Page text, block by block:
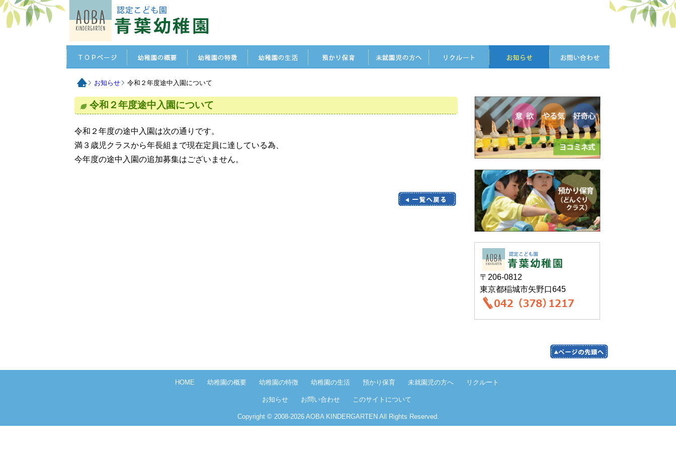
お知らせ 令和２年度途中入園について
令和２年度途中入園について
令和２年度の途中入園は次の通りです。
満３歳児クラスから年長組まで現在定員に達している為、
今年度の途中入園の追加募集はございません。
〒206-0812
東京都稲城市矢野口645
HOME 幼稚園の概要 幼稚園の特徴 幼稚園の生活 預かり保育 未就園児の方へ リクルート
お知らせ お問い合わせ このサイトについて
Copyright © 2008-2026 AOBA KINDERGARTEN All Rights Reserved.